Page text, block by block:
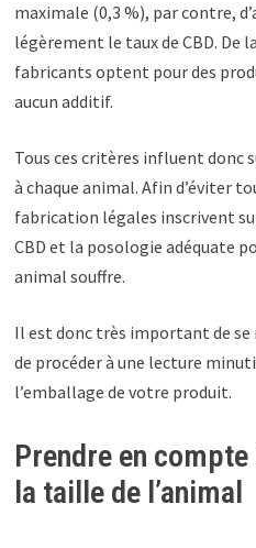
maximale (0,3 %), par contre,
légèrement le taux de CBD. De
fabricants optent pour des
aucun additif.
Tous ces critères influent donc
à chaque animal. Afin d’éviter
fabrication légales inscrivent
CBD et la posologie adéquate
animal souffre.
Il est donc très important de
de procéder à une lecture
l’emballage de votre produit.
Prendre en
la taille de l’animal